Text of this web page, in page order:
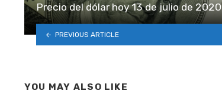
Precio del dólar hoy 13 de julio de 2020
PREVIOUS ARTICLE
YOU MAY ALSO LIKE